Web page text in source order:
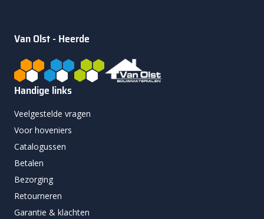
Van Olst - Heerde
Handige links
Veelgestelde vragen
Voor hoveniers
Catalogussen
Betalen
Bezorging
Retourneren
Garantie & klachten